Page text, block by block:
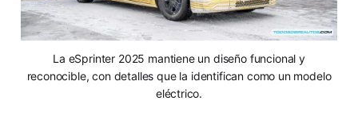
La eSprinter 2025 mantiene un diseño funcional y
reconocible, con detalles que la identifican como un modelo
eléctrico.